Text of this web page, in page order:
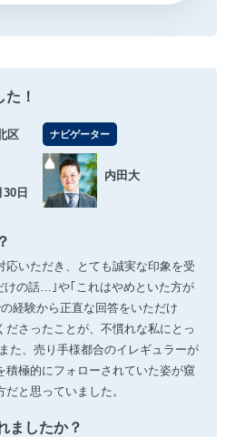
！
区
30日
ナビゲーター
内田大
応いただき、とても誠実な印象を受
けの話…｣や｢これはやめといた方が
経験から正直な回答をいただけ
ださったことが、不慣れな私にとっ
た、売り手様都合のイレギュラーが
積極的にフォローされていた姿が窺
と思っていました。
ましたか？